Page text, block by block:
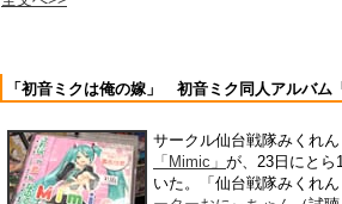
「初音ミクは俺の嫁」 初音ミク同人アルバム
サークル仙台戦隊みくれ
「Mimic」 が、23日にとら
いた。「仙台戦隊みくれ